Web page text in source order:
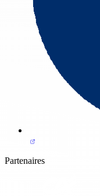
Partenaires